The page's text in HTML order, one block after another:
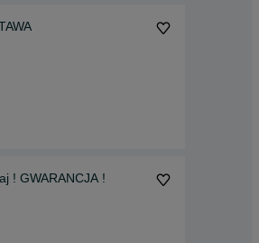
! GWARANCJA !